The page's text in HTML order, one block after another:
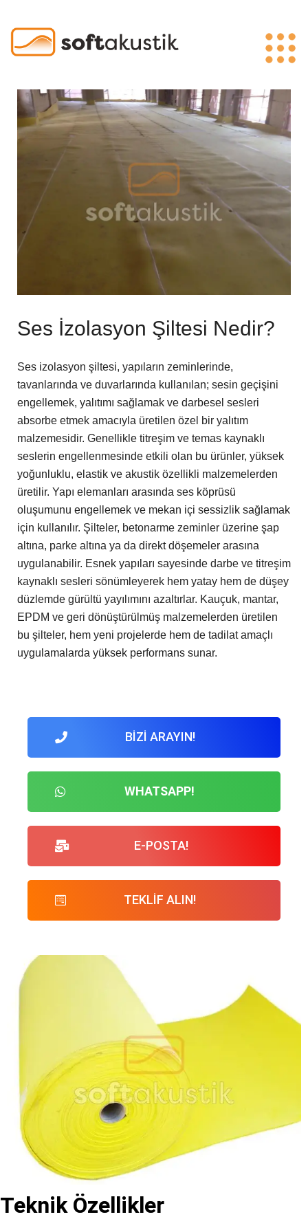
Ses İzolasyon Şiltesi Nedir?
Ses izolasyon şiltesi, yapıların zeminlerinde,
tavanlarında ve duvarlarında kullanılan; sesin geçişini
engellemek, yalıtımı sağlamak ve darbesel sesleri
absorbe etmek amacıyla üretilen özel bir yalıtım
malzemesidir. Genellikle titreşim ve temas kaynaklı
seslerin engellenmesinde etkili olan bu ürünler, yüksek
yoğunluklu, elastik ve akustik özellikli malzemelerden
üretilir. Yapı elemanları arasında ses köprüsü
oluşumunu engellemek ve mekan içi sessizlik sağlamak
için kullanılır. Şilteler, betonarme zeminler üzerine şap
altına, parke altına ya da direkt döşemeler arasına
uygulanabilir. Esnek yapıları sayesinde darbe ve titreşim
kaynaklı sesleri sönümleyerek hem yatay hem de düşey
düzlemde gürültü yayılımını azaltırlar. Kauçuk, mantar,
EPDM ve geri dönüştürülmüş malzemelerden üretilen
bu şilteler, hem yeni projelerde hem de tadilat amaçlı
uygulamalarda yüksek performans sunar.
BİZİ ARAYIN!
WHATSAPP!
E-POSTA!
TEKLİF ALIN!
Teknik Özellikler